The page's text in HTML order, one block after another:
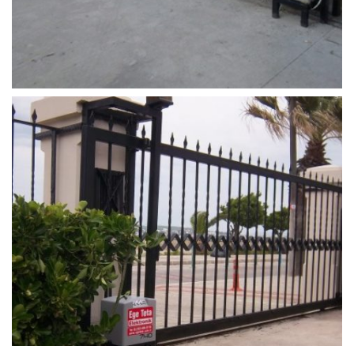
yana_kayar_kapi (1)